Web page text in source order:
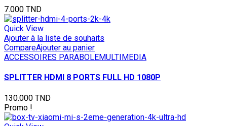
7.000 TND
Quick View
Ajouter à la liste de souhaits
CompareAjouter au panier
ACCESSOIRES PARABOLEMULTIMEDIA
SPLITTER HDMI 8 PORTS FULL HD 1080P
130.000 TND
Promo !